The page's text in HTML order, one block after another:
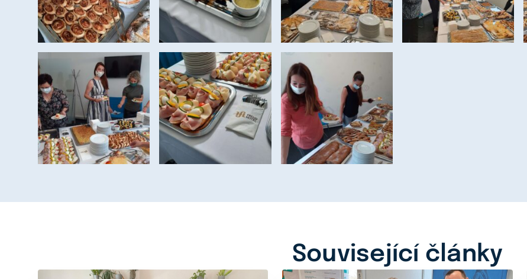
Související články